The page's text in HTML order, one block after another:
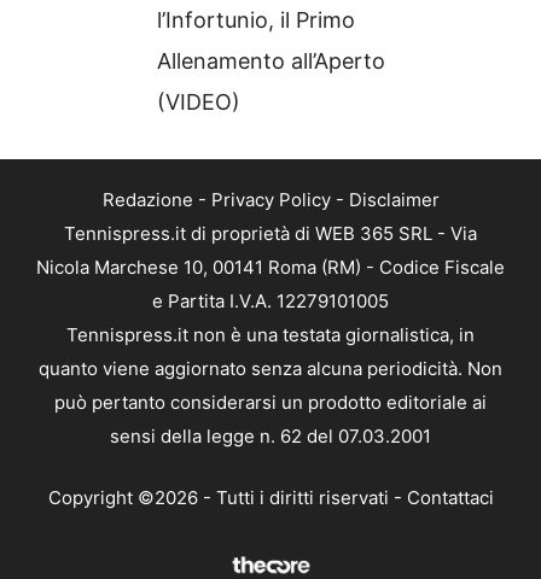
l’Infortunio, il Primo
Allenamento all’Aperto
(VIDEO)
Redazione - Privacy Policy- Disclaimer
Tennispress.it di proprietà di WEB 365 SRL - Via
Nicola Marchese 10, 00141 Roma (RM) - Codice Fiscale
e Partita I.V.A. 12279101005
Tennispress.it non è una testata giornalistica, in
quanto viene aggiornato senza alcuna periodicità. Non
può pertanto considerarsi un prodotto editoriale ai
sensi della legge n. 62 del 07.03.2001
Copyright ©2026 - Tutti i diritti riservati - Contattaci